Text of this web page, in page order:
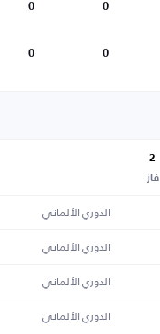
0
0
0
0
2
فاز
الدوري الألماني
الدوري الألماني
الدوري الألماني
الدوري الألماني